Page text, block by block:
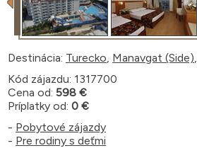
Destinácia: Turecko, Manavgat (Side),
Kód zájazdu: 1317700
Cena od: 598 €
Príplatky od: 0 €
- Pobytové zájazdy
- Pre rodiny s deťmi